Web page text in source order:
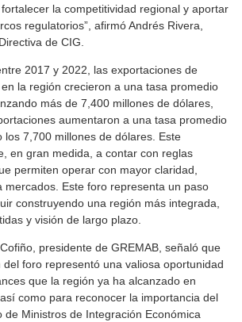
la competitividad regional y aportar
regulatorios”, afirmó Andrés Rivera,
de CIG.
2017 y 2022, las exportaciones de
la región crecieron a una tasa promedio
más de 7,400 millones de dólares,
aumentaron a una tasa promedio
los 7,700 millones de dólares. Este
en gran medida, a contar con reglas
permiten operar con mayor claridad,
mercados. Este foro representa un paso
construyendo una región más integrada,
y visión de largo plazo.
presidente de GREMAB, señaló que
foro representó una valiosa oportunidad
que la región ya ha alcanzado en
como para reconocer la importancia del
de Ministros de Integración Económica